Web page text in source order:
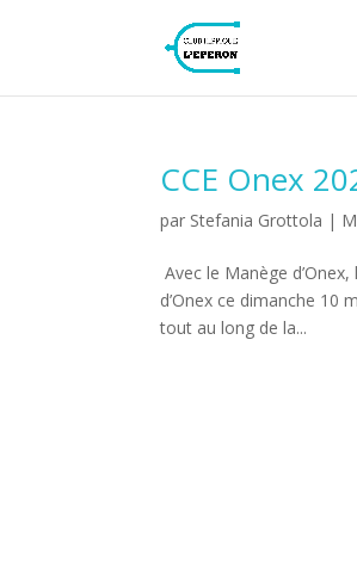
CCE Onex
par Stefania Grottola |
Avec le Manège
d’Onex ce dimanche 10
tout au long de la...